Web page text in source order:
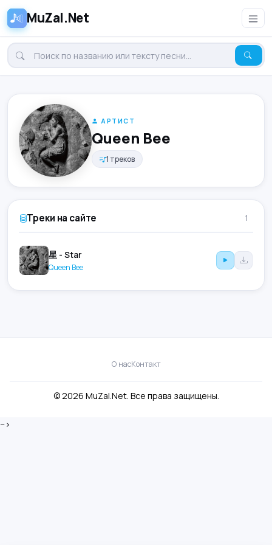
MuZal.Net
АРТИСТ
Queen Bee
1 треков
Треки на сайте 1
星 - Star
Queen Bee
О насКонтакт
© 2026 MuZal.Net. Все права защищены.
-->